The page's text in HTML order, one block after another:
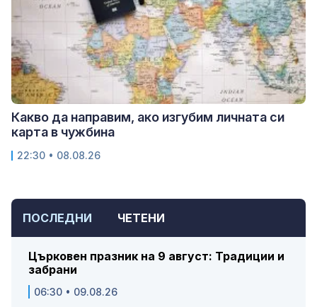
ПОСЛЕДНИ ЧЕТЕНИ
Църковен празник на 9 август: Традиции и
забрани
06:30 • 09.08.26
Какво да направим, ако изгубим личната си
карта в чужбина
22:30 • 08.08.26